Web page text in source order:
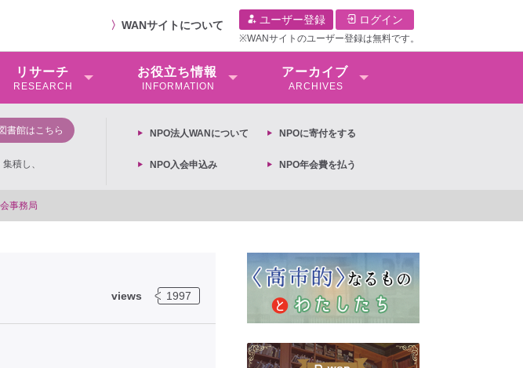
〉 WANサイトについて ユーザー登録 ログイン
※WANサイトのユーザー登録は無料です。
リサーチ
RESEARCH
お役⽴ち情報
INFORMATION
アーカイブ
ARCHIVES
書館はこちら
積し、
NPO法⼈WANについて NPOに寄付をする
NPO入会申込み NPO年会費を払う
views 1997